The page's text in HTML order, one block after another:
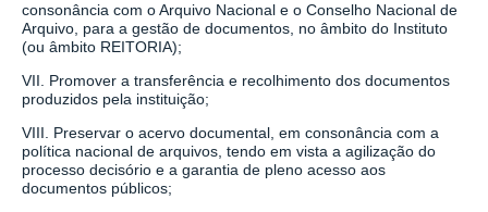
consonância com o Arquivo Nacional e o Conselho Nacional de
Arquivo, para a gestão de documentos, no âmbito do Instituto
(ou âmbito REITORIA);
VII. Promover a transferência e recolhimento dos documentos
produzidos pela instituição;
VIII. Preservar o acervo documental, em consonância com a
política nacional de arquivos, tendo em vista a agilização do
processo decisório e a garantia de pleno acesso aos
documentos públicos;